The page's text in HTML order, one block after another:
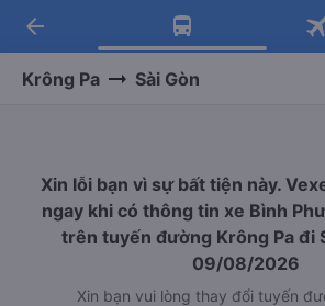
Tải app Vexere ngay!
Nhận ưu đãi thành viên độc
Tải app Vexere
-30k/ghế khi đặt vé máy bay
arrow_back
Krông Pa Sài Gòn
Xin lỗi bạn vì sự bất tiện này.
ngay khi có thông tin xe Bình
trên tuyến đường Krông Pa đi
09/08/2026
Xin bạn vui lòng thay đổi tuyến